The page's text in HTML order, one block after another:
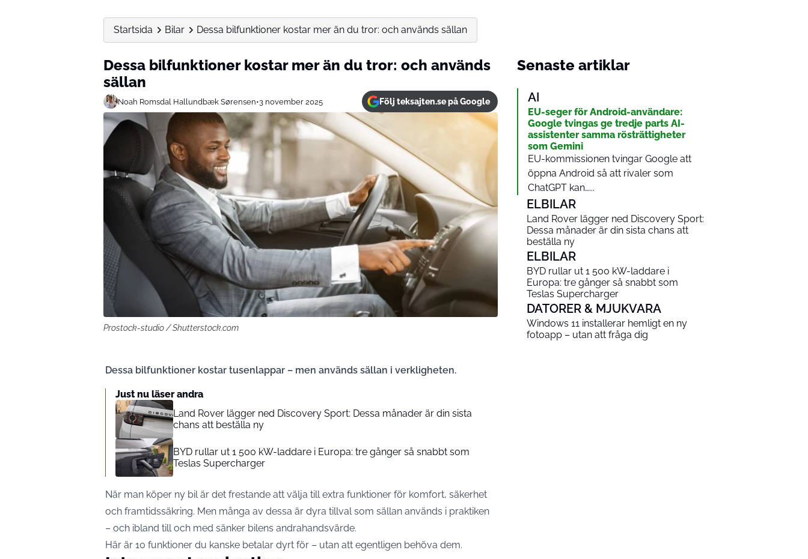
Startsida Bilar Dessa bilfunktioner kostar mer än du tror: och används sällan
Dessa bilfunktioner kostar mer än du tror: och används
sällan
Noah Romsdal Hallundbæk Sørensen•3 november 2025 Följ teksajten.se på Google
Prostock-studio / Shutterstock.com
Dessa bilfunktioner kostar tusenlappar – men används sällan i verkligheten.
Just nu läser andra
Land Rover lägger ned Discovery Sport: Dessa månader är din sista
chans att beställa ny
BYD rullar ut 1 500 kW-laddare i Europa: tre gånger så snabbt som
Teslas Supercharger
När man köper ny bil är det frestande att välja till extra funktioner för komfort, säkerhet
och framtidssäkring. Men många av dessa är dyra tillval som sällan används i praktiken
– och ibland till och med sänker bilens andrahandsvärde.
Här är 10 funktioner du kanske betalar dyrt för – utan att egentligen behöva dem.
Senaste artiklar
AI
EU-seger för Android-användare:
Google tvingas ge tredje parts AI-
assistenter samma rösträttigheter
som Gemini
EU-kommissionen tvingar Google att
öppna Android så att rivaler som
ChatGPT kan…...
ELBILAR
Land Rover lägger ned Discovery Sport:
Dessa månader är din sista chans att
beställa ny
ELBILAR
BYD rullar ut 1 500 kW-laddare i
Europa: tre gånger så snabbt som
Teslas Supercharger
DATORER & MJUKVARA
Windows 11 installerar hemligt en ny
fotoapp – utan att fråga dig